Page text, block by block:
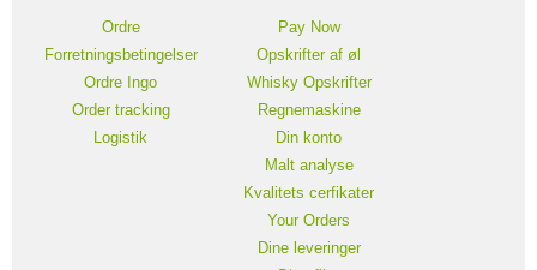
Ordre
Forretningsbetingelser
Ordre Ingo
Order tracking
Logistik
Pay Now
Opskrifter af øl
Whisky Opskrifter
Regnemaskine
Din konto
Malt analyse
Kvalitets cerfikater
Your Orders
Dine leveringer